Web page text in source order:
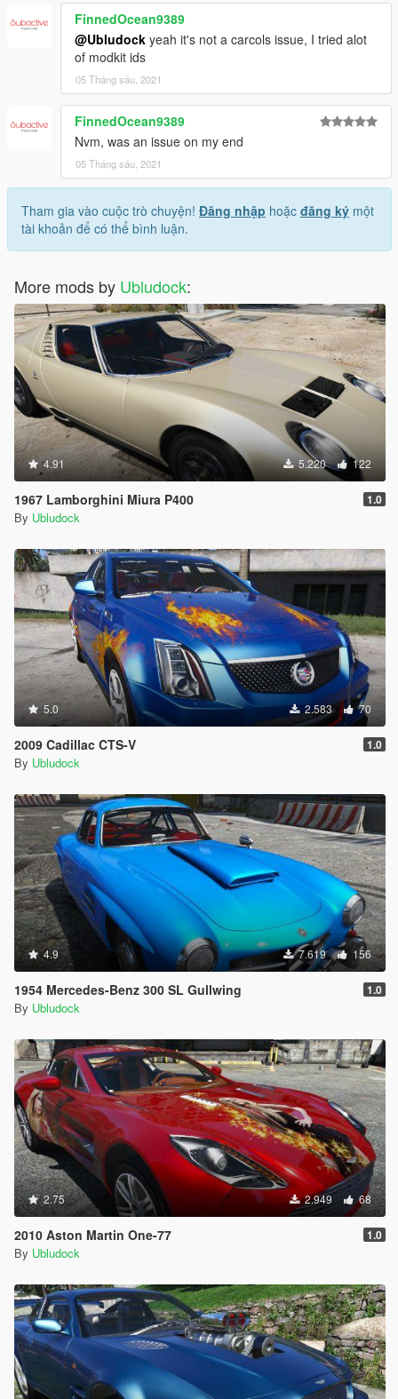
FinnedOcean9389
@Ubludock yeah it's not a carcols issue, I tried alot
of modkit ids
05 Tháng sáu, 2021
FinnedOcean9389
Nvm, was an issue on my end
05 Tháng sáu, 2021
Tham gia vào cuộc trò chuyện! Đăng nhập hoặc đăng ký một
tài khoản để có thể bình luận.
More mods by Ubludock:
4.91 5.220 122
1967 Lamborghini Miura P400 1.0
By Ubludock
5.0 2.583 70
2009 Cadillac CTS-V 1.0
By Ubludock
4.9 7.619 156
1954 Mercedes-Benz 300 SL Gullwing 1.0
By Ubludock
2.75 2.949 68
2010 Aston Martin One-77 1.0
By Ubludock